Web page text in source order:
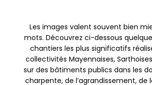
Les images valent souvent bien
mots. Découvrez ci-dessous
chantiers les plus significatifs
collectivités Mayennaises,
sur des bâtiments publics dans les
charpente, de l’agrandissement, de